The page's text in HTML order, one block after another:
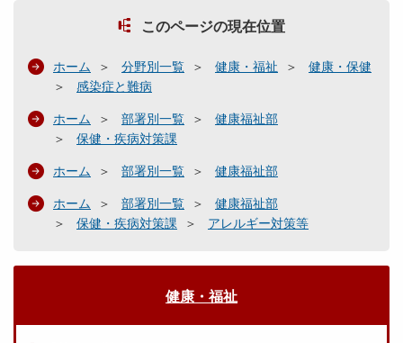
このページの現在位置
ホーム 分野別一覧 健康・福祉
健康・保健
感染症と難病
ホーム 部署別一覧
健康福祉部
保健・疾病対策課
ホーム 部署別一覧 健康福祉部
ホーム 部署別一覧
健康福祉部
保健・疾病対策課
アレルギー対策等
健康・福祉